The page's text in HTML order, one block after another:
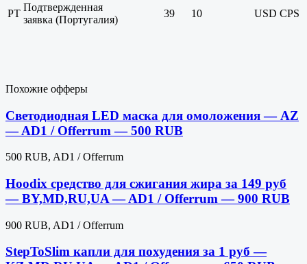
PT
Подтвержденная
заявка (Португалия)
39 10 USD CPS
Похожие офферы
Светодиодная LED маска для омоложения — AZ
— AD1 / Offerrum — 500 RUB
500 RUB, AD1 / Offerrum
Hoodix средство для сжигания жира за 149 руб
— BY,MD,RU,UA — AD1 / Offerrum — 900 RUB
900 RUB, AD1 / Offerrum
StepToSlim капли для похудения за 1 руб —